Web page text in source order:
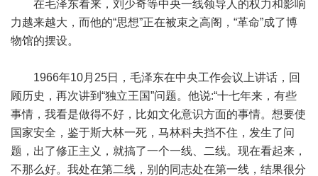
在毛泽东看来，刘少奇等中央一线领导人的权力和影响
力越来越大，而他的“思想”正在被束之高阁，“革命”成了博
物馆的摆设。
1966年10月25日，毛泽东在中央工作会议上讲话，回
顾历史，再次讲到“独立王国”问题。他说:“十七年来，有些
事情，我看是做得不好，比如文化意识方面的事情。想要使
国家安全，鉴于斯大林一死，马林科夫挡不住，发生了问
题，出了修正主义，就搞了一个一线、二线。现在看起来，
不那么好。我处在第二线，别的同志处在第一线，结果很分